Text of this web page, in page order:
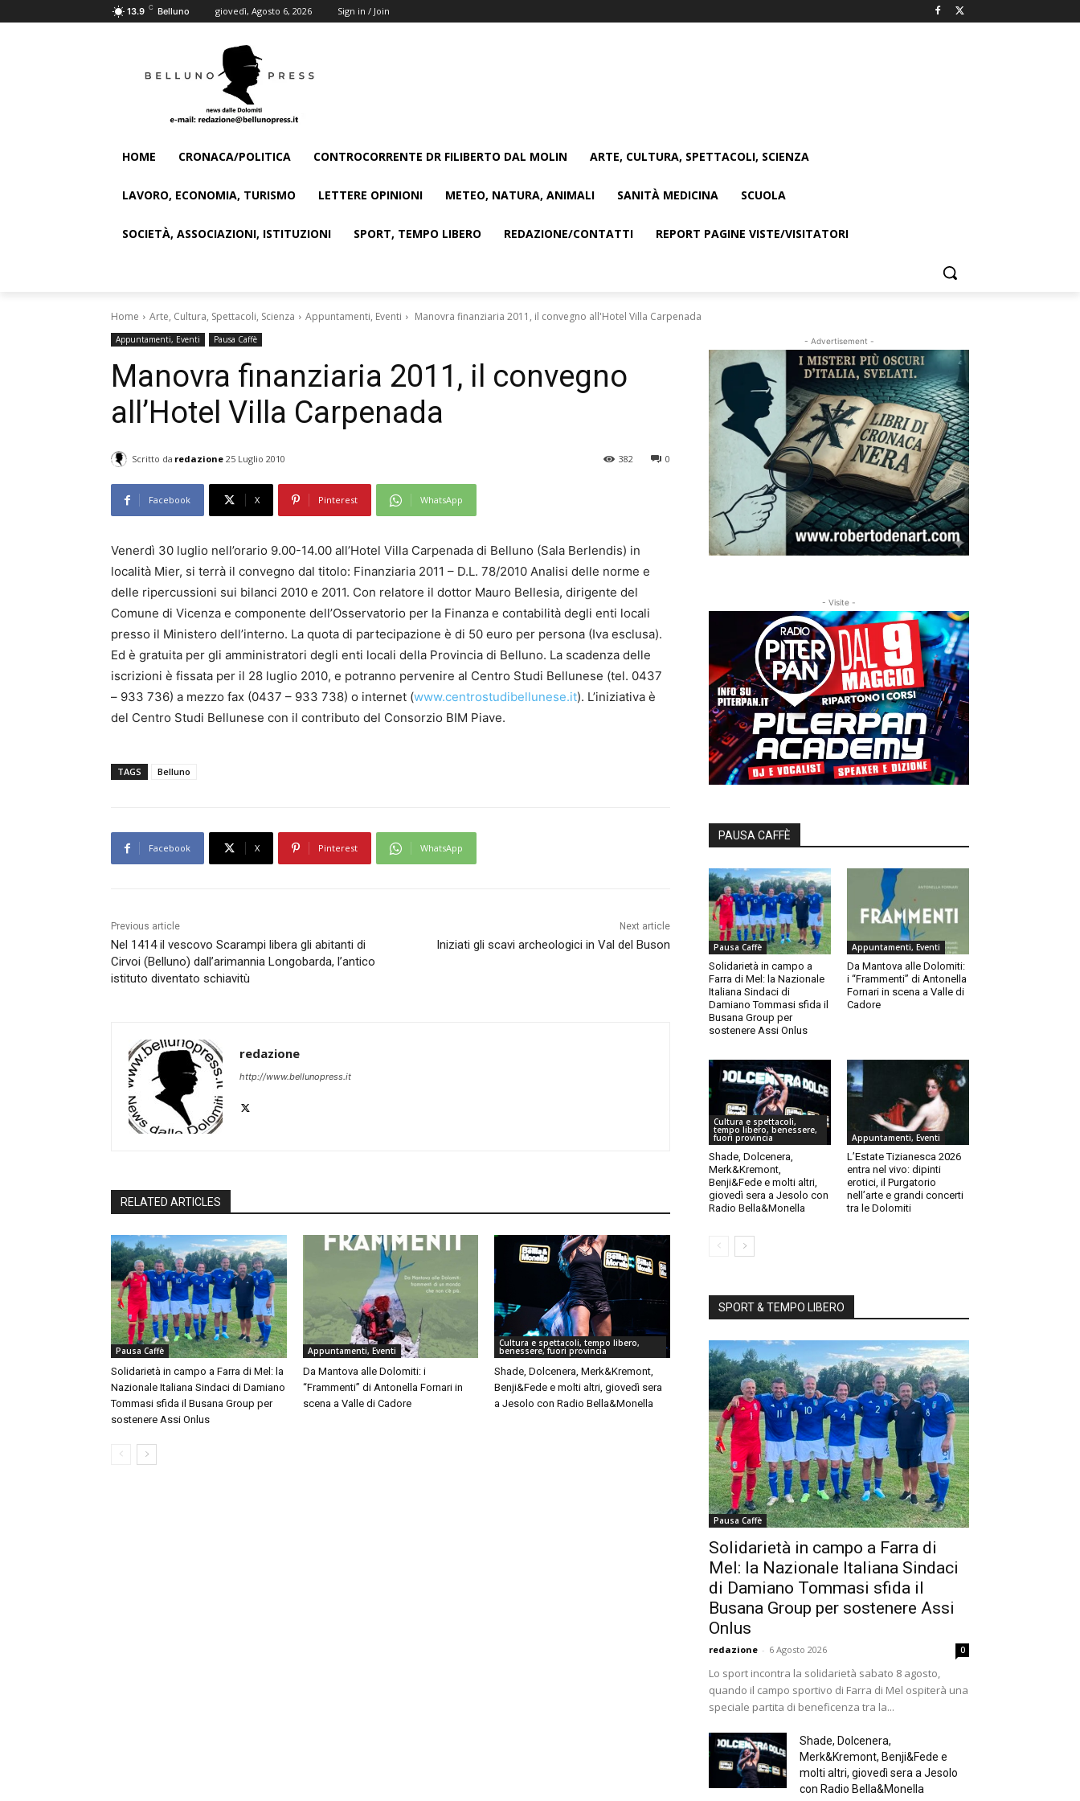
13.9 C Belluno giovedì, Agosto 6, 2026 Sign in / Join
HOME CRONACA/POLITICA CONTROCORRENTE DR FILIBERTO DAL MOLIN ARTE, CULTURA, SPETTACOLI, SCIENZA
LAVORO, ECONOMIA, TURISMO LETTERE OPINIONI METEO, NATURA, ANIMALI SANITÀ MEDICINA SCUOLA
SOCIETÀ, ASSOCIAZIONI, ISTITUZIONI SPORT, TEMPO LIBERO REDAZIONE/CONTATTI REPORT PAGINE VISTE/VISITATORI
Home Arte, Cultura, Spettacoli, Scienza Appuntamenti, Eventi Manovra finanziaria 2011, il convegno all'Hotel Villa Carpenada
Appuntamenti, Eventi Pausa Caffè
Manovra finanziaria 2011, il convegno
all’Hotel Villa Carpenada
Scritto da redazione 25 Luglio 2010 0
382
Facebook X Pinterest WhatsApp
Venerdì 30 luglio nell’orario 9.00-14.00 all’Hotel Villa Carpenada di Belluno (Sala Berlendis) in
località Mier, si terrà il convegno dal titolo: Finanziaria 2011 – D.L. 78/2010 Analisi delle norme e
delle ripercussioni sui bilanci 2010 e 2011. Con relatore il dottor Mauro Bellesia, dirigente del
Comune di Vicenza e componente dell’Osservatorio per la Finanza e contabilità degli enti locali
presso il Ministero dell’interno. La quota di partecipazione è di 50 euro per persona (Iva esclusa).
Ed è gratuita per gli amministratori degli enti locali della Provincia di Belluno. La scadenza delle
iscrizioni è fissata per il 28 luglio 2010, e potranno pervenire al Centro Studi Bellunese (tel. 0437
– 933 736) a mezzo fax (0437 – 933 738) o internet (www.centrostudibellunese.it). L’iniziativa è
del Centro Studi Bellunese con il contributo del Consorzio BIM Piave.
TAGS Belluno
Facebook X Pinterest WhatsApp
Previous article
Nel 1414 il vescovo Scarampi libera gli abitanti di
Cirvoi (Belluno) dall’arimannia Longobarda, l’antico
istituto diventato schiavitù
Next article
Iniziati gli scavi archeologici in Val del Buson
redazione
http://www.bellunopress.it
RELATED ARTICLES
Pausa Caffè
Solidarietà in campo a Farra di Mel: la
Nazionale Italiana Sindaci di Damiano
Tommasi sfida il Busana Group per
sostenere Assi Onlus
Appuntamenti, Eventi
Da Mantova alle Dolomiti: i
“Frammenti” di Antonella Fornari in
scena a Valle di Cadore
Cultura e spettacoli, tempo libero,
benessere, fuori provincia
Shade, Dolcenera, Merk&Kremont,
Benji&Fede e molti altri, giovedì sera
a Jesolo con Radio Bella&Monella
- Advertisement -
- Visite -
PAUSA CAFFÈ
Pausa Caffè
Solidarietà in campo a
Farra di Mel: la Nazionale
Italiana Sindaci di
Damiano Tommasi sfida il
Busana Group per
sostenere Assi Onlus
Appuntamenti, Eventi
Da Mantova alle Dolomiti:
i “Frammenti” di Antonella
Fornari in scena a Valle di
Cadore
Cultura e spettacoli,
tempo libero, benessere,
fuori provincia
Shade, Dolcenera,
Merk&Kremont,
Benji&Fede e molti altri,
giovedì sera a Jesolo con
Radio Bella&Monella
Appuntamenti, Eventi
L’Estate Tizianesca 2026
entra nel vivo: dipinti
erotici, il Purgatorio
nell’arte e grandi concerti
tra le Dolomiti
SPORT & TEMPO LIBERO
Pausa Caffè
Solidarietà in campo a Farra di
Mel: la Nazionale Italiana Sindaci
di Damiano Tommasi sfida il
Busana Group per sostenere Assi
Onlus
redazione - 6 Agosto 2026 0
Lo sport incontra la solidarietà sabato 8 agosto,
quando il campo sportivo di Farra di Mel ospiterà una
speciale partita di beneficenza tra la...
Shade, Dolcenera,
Merk&Kremont, Benji&Fede e
molti altri, giovedì sera a Jesolo
con Radio Bella&Monella